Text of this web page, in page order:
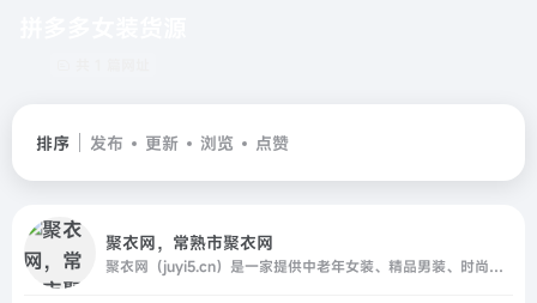
排序 发布 更新 浏览 点赞
聚衣网，常熟市聚衣网
聚衣网（juyi5.cn）是一家提供中老年女装、精品男装、时尚女装一手货源的服装供货网站，为江苏常熟数万家服装厂商提供推广销售渠道；,面向全国网销卖家、实体批发商提供最具竞争力的货源一站式货源进货，并提供快速发布、下载，服装一件代发、推荐专业服装类摄影等优质服务